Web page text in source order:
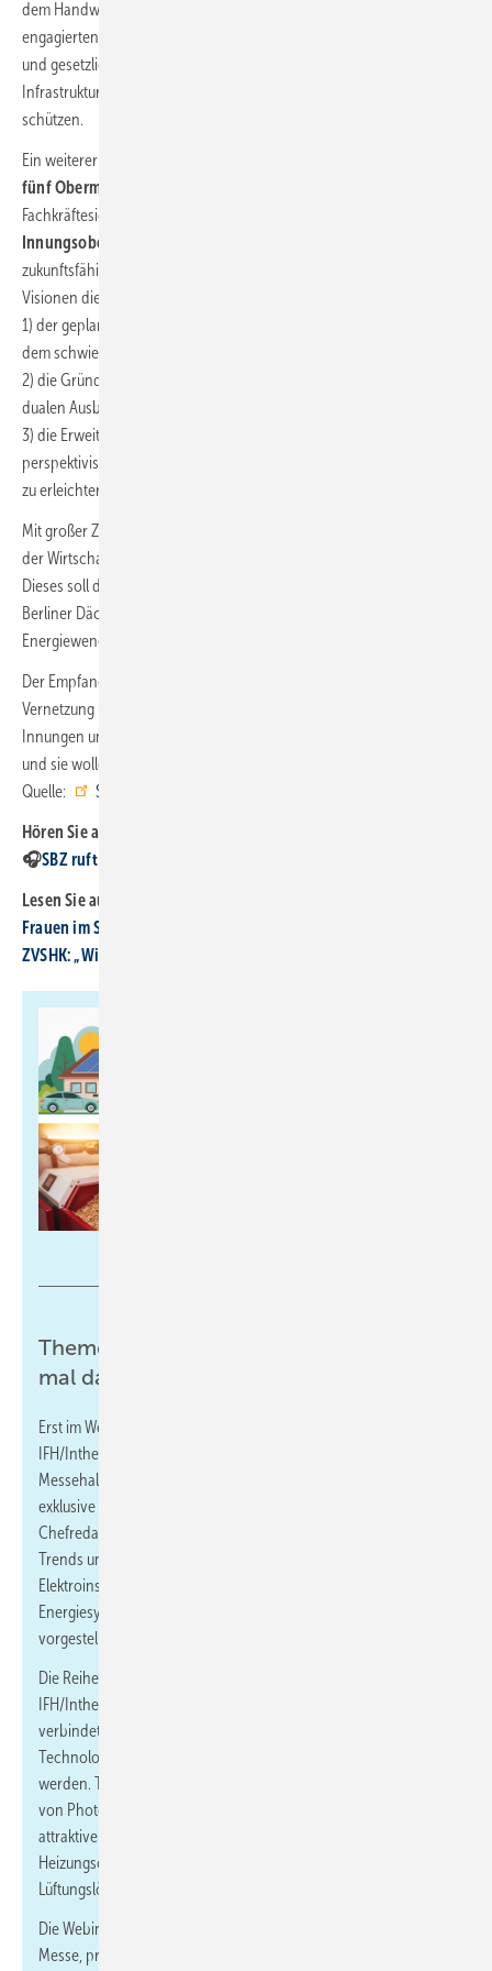
dem Handwerk ausdrücklich für seinen schnellen, präzisen und
engagierten Einsatz. Zugleich kündigte sie an, Vorsorgemaßnahmen
und gesetzliche Anpassungen voranzutreiben, um die kritische
Infrastruktur der Hauptstadt künftig besser und nachhaltiger zu
schützen.
Ein weiterer Höhepunkt des Empfangs war die Podiumsdiskussion der
fünf Obermeister
Fachkräftesicherung, Mobilität und Energiewende.
Innungsobermeister Andreas Schuh
zukunftsfähig das Handwerk aufgestellt sei und mit welchen klaren
Visionen die SHK-Innung in das neue Jahr gehe. Dazu zählen
1) der geplante Bau eines Azubiwohnheims, um jungen Menschen auf
dem schwierigen Berliner Wohnungsmarkt eine Perspektive zu geben,
2) die Gründung einer privaten Berufsschule, um die Qualität der
dualen Ausbildung weiter zu verbessern, sowie
3) die Erweiterung des bestehenden Kompetenzzentrums, um auch
perspektivisch den Gewerkedialog konkret in Aus- und Weiterbildung
zu erleichtern.
Mit großer Zustimmung nahm das Publikum die Nachricht auf, dass
der Wirtschaftssenat das
Dieses soll die Schaffung autarker Versorgungslösungen auf den
Berliner Dächern gezielt fördern – ein wichtiges Signal für die
Energiewende und ein klares Bekenntnis zur Stärkung des Handwerks.
Der Empfang bot zahlreiche Gelegenheiten für Gespräche,
Vernetzung und einen konstruktiven Blick nach vorn. Die Klima-
Innungen und die Messe Berlin ziehen gemeinsam an einem Strang –
und sie wollen 2026 aktiv gestalten. ■
Quelle:
SHK Innung Berlin
Hören Sie auch:
🎧SBZ ruft an – Folge 5: Wie wird das SHK-Jahr 2026?
Lesen Sie auch:
Frauen im SHK-Hand­werk: Netz­werk stärkt Nach­wuchs
ZVSHK: „Wir brauchen wirt­schafts­politischen Kurswechsel“
Thementage zur IFH/Intherm 2026: 4
mal das „Plus“ an Fachwissen
Erst im Webinar, dann am Messestand: Im Vorfeld der
IFH/Intherm 2026 in Nürnberg (vom 14.4. bis 17.4. in den
Messehallen) präsentieren die SHK-Fachmedien IKZ und SBZ die
exklusive Webinarreihe „Forum plus“. Unter der Moderation der
Chefredakteure Markus Sironi und Dennis Jäger werden aktuelle
Trends und praxisnahe Lösungen aus den Bereichen
Elektroinstallation und Smart Home, Baddesign, Wärme- und
Energiesysteme sowie Raumklima- und Lüftungssysteme
vorgestellt.
Die Reihe findet in Kooperation mit den Trägerverbänden der
IFH/Intherm und der GHM als Messeveranstalter statt und
verbindet Theorie und Praxis, sodass Einblicke in innovative
Technologien und konkrete Umsetzungsmöglichkeiten vermittelt
werden. Themen sind unter anderem die effiziente Integration
von Photovoltaik ins Heizungssystem, barrierefreie und
attraktive Badgestaltung, moderne Holzenergie und
Heizungsoptimierung sowie praktikable Kühl- und
Lüftungslösungen für den Bestand.
Die Webinare liefern einen kompakten Wissensvorsprung für die
Messe, praxisnahe Beispiele und handfeste Tipps für die